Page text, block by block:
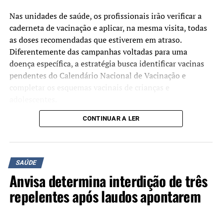
Nas unidades de saúde, os profissionais irão verificar a
caderneta de vacinação e aplicar, na mesma visita, todas
as doses recomendadas que estiverem em atraso.
Diferentemente das campanhas voltadas para uma
doença específica, a estratégia busca identificar vacinas
pendentes do Calendário Nacional de Vacinação e
completar os esquemas vacinais de crianças e
Segundo o Ministério da Saúde, a mobilização tem como
acesso às vacinas oferecidas gratuitamente pelo Sistema
Único de Saúde (SUS). A atualização da caderneta
contribui para a prevenção de doenças imunopreveníveis
e fortalece a proteção coletiva da população.
Manter a vacinação em dia é a principal forma de
CONTINUAR A LER
SAÚDE
Anvisa determina interdição de três
repelentes após laudos apontarem